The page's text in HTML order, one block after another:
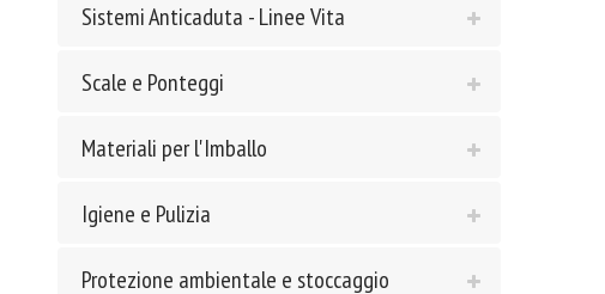
Sistemi Anticaduta - Linee Vita
Scale e Ponteggi
Materiali per l'Imballo
Igiene e Pulizia
Protezione ambientale e stoccaggio